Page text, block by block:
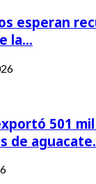
esperan
la…
501
de